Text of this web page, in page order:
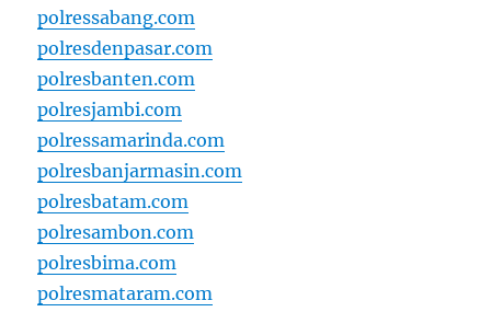
polressabang.com
polresdenpasar.com
polresbanten.com
polresjambi.com
polressamarinda.com
polresbanjarmasin.com
polresbatam.com
polresambon.com
polresbima.com
polresmataram.com